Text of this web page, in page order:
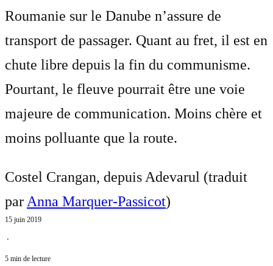
Roumanie sur le Danube n’assure de
transport de passager. Quant au fret, il est en
chute libre depuis la fin du communisme.
Pourtant, le fleuve pourrait être une voie
majeure de communication. Moins chère et
moins polluante que la route.
Costel Crangan, depuis Adevarul (traduit
par Anna Marquer-Passicot)
15 juin 2019
⋅
5 min de lecture